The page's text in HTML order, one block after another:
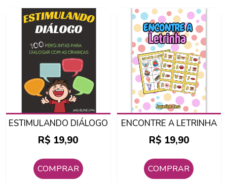
ESTIMULANDO DIÁLOGO
R$ 19,90
COMPRAR
ENCONTRE A LETRINHA
R$ 19,90
COMPRAR